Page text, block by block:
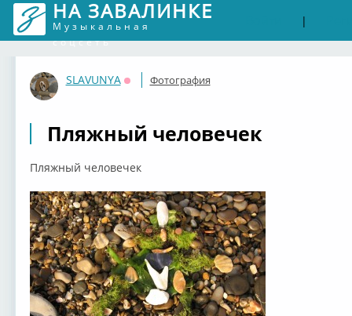
НА ЗАВАЛИНКЕ
Музыкальная
соцсеть
|
SLAVUNYA
Оффлайн
Фотография
Пляжный человечек
Пляжный человечек